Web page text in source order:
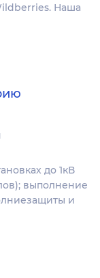
Наша
до 1кВ
выполнение
и